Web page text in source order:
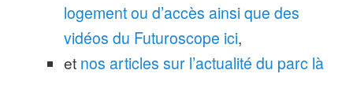
logement ou d’accès ainsi que des
vidéos du Futuroscope ici,
et nos articles sur l’actualité du parc là